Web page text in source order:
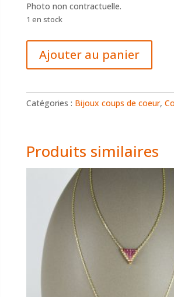
Photo non contractuelle.
1 en stock
Army
Ajouter au panier
Catégories : Bijoux coups de coeur,
Produits similaires